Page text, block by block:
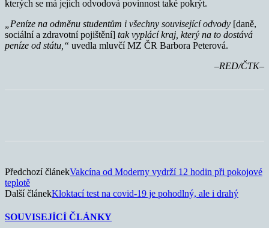
kterých se má jejich odvodová povinnost také pokrýt.
„Peníze na odměnu studentům i všechny související odvody [daně,
sociální a zdravotní pojištění] tak vyplácí kraj, který na to dostává
peníze od státu,“ uvedla mluvčí MZ ČR Barbora Peterová.
–RED/ČTK–
Předchozí článekVakcína od Moderny vydrží 12 hodin při pokojové
teplotě
Další článekKloktací test na covid-19 je pohodlný, ale i drahý
SOUVISEJÍCÍ ČLÁNKY